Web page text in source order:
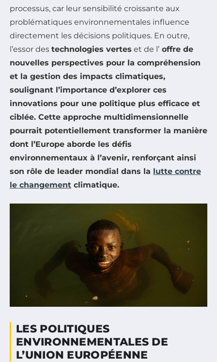
processus, car leur sensibilité croissante aux
problématiques environnementales influence
directement les décisions politiques. En outre,
l’essor des technologies vertes et de l’ offre de
nouvelles perspectives pour la compréhension
et la gestion des impacts climatiques,
soulignant l’importance d’explorer ces
innovations pour une politique plus efficace et
ciblée. Cette approche multidimensionnelle
pourrait potentiellement transformer la manière
dont l’Europe aborde les défis
environnementaux à l’avenir, renforçant ainsi
son rôle de leader mondial dans la lutte contre
le changement climatique.
LES POLITIQUES
ENVIRONNEMENTALES DE
L’UNION EUROPÉENNE